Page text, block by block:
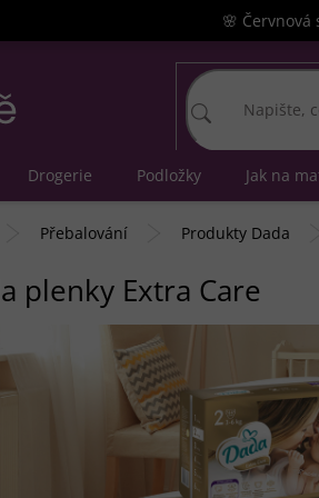
🌸 Červnová
Drogerie Podložky Jak na
Přebalování Produkty Dada
plenky Extra Care